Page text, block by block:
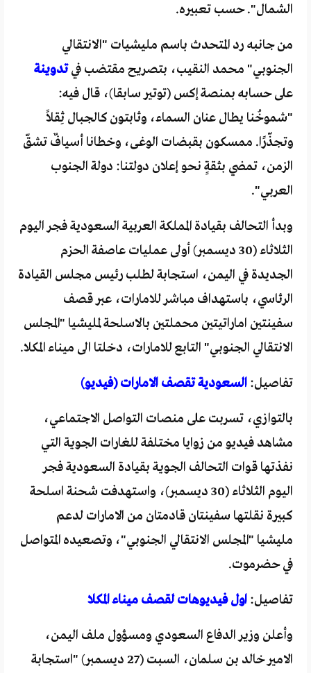
الشمال". حسب تعبيره.
من جانبه رد المتحدث باسم مليشيات "الانتقالي
الجنوبي" محمد النقيب، بتصريح مقتضب فيتدوينة
على حسابه بمنصة إكس (توتير سابقا)، قال فيه:
"شموخُنا يطال عنان السماء، وثابتون كالجبال ثِقلاً
وتجذّرًا. ممسكون بقبضات الوغى، وخطانا أسيافٌ تشقّ
الزمن، تمضي بثقةٍ نحو إعلان دولتنا: دولة الجنوب
العربي".
وبدأ التحالف بقيادة المملكة العربية السعودية فجر اليوم
الثلاثاء (30 ديسمبر) أولى عمليات عاصفة الحزم
الجديدة في اليمن، استجابة لطلب رئيس مجلس القيادة
الرئاسي، باستهداف مباشر للامارات، عبر قصف
سفينتين اماراتيتين محملتين بالاسلحة لمليشيا "المجلس
الانتقالي الجنوبي" التابع للامارات، دخلتا الى ميناء المكلا.
تفاصيل: السعودية تقصف الامارات (فيديو)
بالتوازي، تسربت على منصات التواصل الاجتماعي،
مشاهد فيديو من زوايا مختلفة للغارات الجوية التي
نفذتها قوات التحالف الجوية بقيادة السعودية فجر
اليوم الثلاثاء (30 ديسمبر)، واستهدفت شحنة اسلحة
كبيرة نقلتها سفينتان قادمتان من الامارات لدعم
مليشيا "المجلس الانتقالي الجنوبي"، وتصعيده المتواصل
في حضرموت.
تفاصيل: اول فيديوهات لقصف ميناء المكلا
وأعلن وزير الدفاع السعودي ومسؤول ملف اليمن،
الامير خالد بن سلمان، السبت (27 ديسمبر) "استجابة